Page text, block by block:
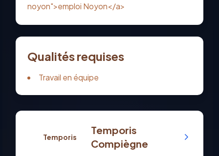
noyon">emploi Noyon</a>
Qualités requises
Travail en équipe
Temporis
Temporis
Compiègne